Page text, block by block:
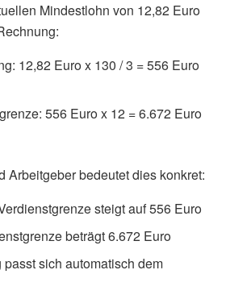
Mindestlohn von 12,82 Euro
12,82 Euro x 130 / 3 = 556 Euro
556 Euro x 12 = 6.672 Euro
Arbeitgeber bedeutet dies konkret:
steigt auf 556 Euro
beträgt 6.672 Euro
sich automatisch dem